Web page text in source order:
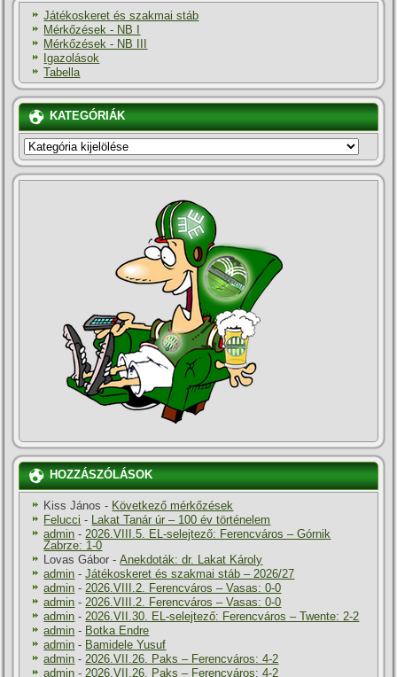
Játékoskeret és szakmai stáb
Mérkőzések - NB I
Mérkőzések - NB III
Igazolások
Tabella
KATEGÓRIÁK
KATEGÓRIÁK
HOZZÁSZÓLÁSOK
Kiss János - Következő mérkőzések
Felucci - Lakat Tanár úr – 100 év történelem
admin -2026.VIII.5. EL-selejtező: Ferencváros – Górnik
Zabrze: 1-0
Lovas Gábor -Anekdoták: dr. Lakat Károly
admin -Játékoskeret és szakmai stáb – 2026/27
admin -2026.VIII.2. Ferencváros – Vasas: 0-0
admin -2026.VIII.2. Ferencváros – Vasas: 0-0
admin -2026.VII.30. EL-selejtező: Ferencváros – Twente: 2-2
admin - Botka Endre
admin - Bamidele Yusuf
admin -2026.VII.26. Paks – Ferencváros: 4-2
admin -2026.VII.26. Paks – Ferencváros: 4-2